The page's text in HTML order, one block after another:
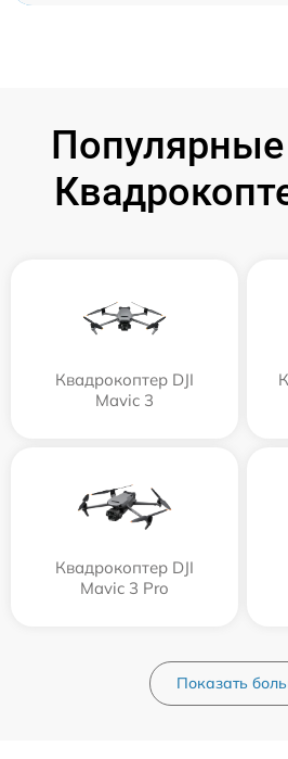
Квадрокоптер DJI
Mavic 3
Квадрокоптер DJI
Mavic 3 Pro
Показать